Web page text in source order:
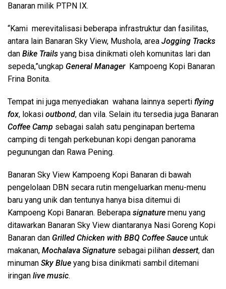
Banaran milik PTPN IX.
“Kami merevitalisasi beberapa infrastruktur dan fasilitas,
antara lain Banaran Sky View, Mushola, area Jogging Tracks
dan Bike Trails yang bisa dinikmati oleh komunitas lari dan
sepeda,”ungkap General ManagerKampoeng Kopi Banaran
Frina Bonita.
Tempat ini juga menyediakan wahana lainnya seperti flying
fox, lokasi outbond, dan vila. Selain itu tersedia juga Banaran
Coffee Camp sebagai salah satu penginapan bertema
camping di tengah perkebunan kopi dengan panorama
pegunungan dan Rawa Pening.
Banaran Sky View Kampoeng Kopi Banaran di bawah
pengelolaan DBN secara rutin mengeluarkan menu-menu
baru yang unik dan tentunya hanya bisa ditemui di
Kampoeng Kopi Banaran. Beberapa signature menu yang
ditawarkan Banaran Sky View diantaranya Nasi Goreng Kopi
Banaran dan Grilled Chicken with BBQ Coffee Sauce untuk
makanan, Mochalava Signature sebagai pilihan dessert, dan
minuman Sky Blue yang bisa dinikmati sambil ditemani
iringan live music.